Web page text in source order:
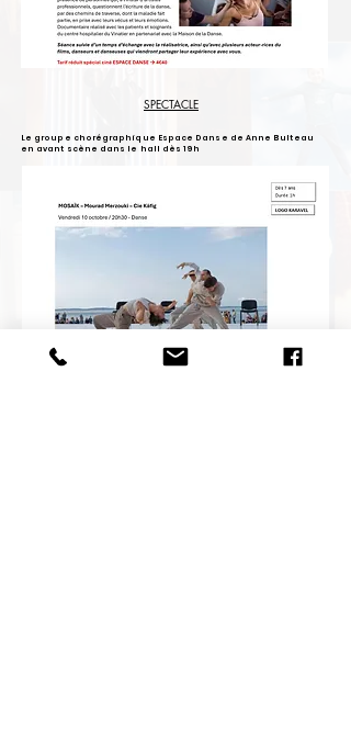
SPECTACLE
Le groupe chorégraphique Espace Danse de Anne Bulteau
en avant scène dans le hall dès 19h